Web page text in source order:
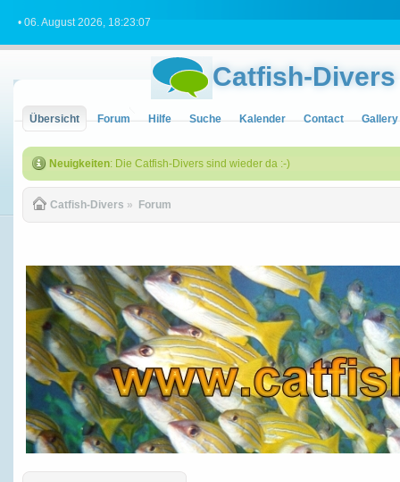
• 06. August 2026, 18:23:07
Catfish-Divers
Übersicht Forum Hilfe Suche Kalender Contact Gallery
Neuigkeiten: Die Catfish-Divers sind wieder da :-)
Catfish-Divers » Forum